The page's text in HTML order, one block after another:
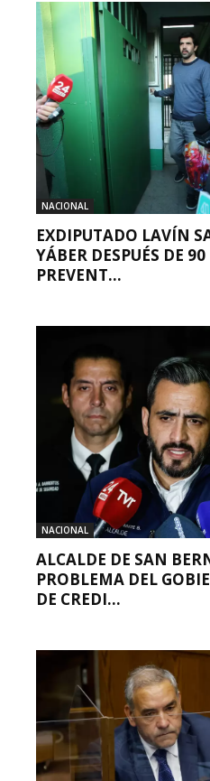
NACIONAL
EXDIPUTADO LAVÍN
YÁBER DESPUÉS DE
PREVENT...
NACIONAL
ALCALDE DE SAN
PROBLEMA DEL
DE CREDI...